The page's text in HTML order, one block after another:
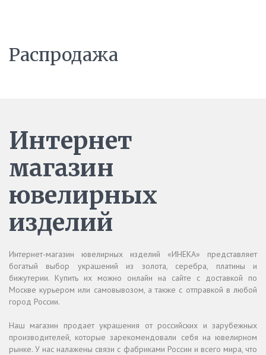
Распродажа
Интернет
магазин
ювелирных
изделий
Интернет-магазин ювелирных изделий «ИНЕКА» представляет
богатый выбор украшений из золота, серебра, платины и
бижутерии. Купить их можно онлайн на сайте с доставкой по
Москве курьером или самовывозом, а также с отправкой в любой
город России.
Наш магазин продает украшения от российских и зарубежных
производителей, которые зарекомендовали себя на ювелирном
рынке. У нас налажены связи с фабриками России и всего мира, что